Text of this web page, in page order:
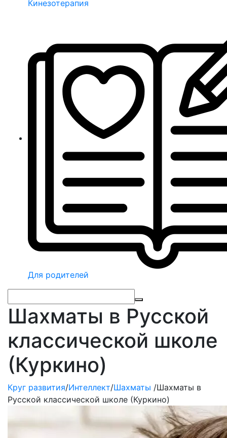
Кинезотерапия
Для родителей
Шахматы в Русской
классической школе
(Куркино)
Круг развития/Интеллект/Шахматы /Шахматы в
Русской классической школе (Куркино)